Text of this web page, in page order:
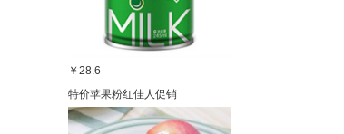
￥28.6
特价苹果粉红佳人促销